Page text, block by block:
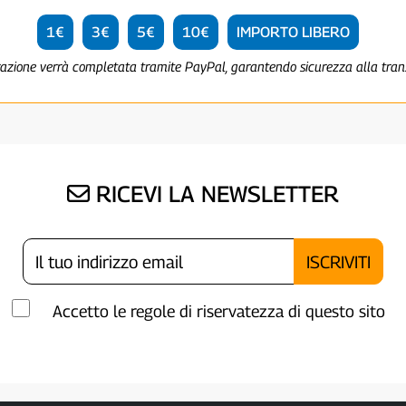
1€ 3€ 5€ 10€ IMPORTO LIBERO
verrà completata tramite PayPal, garantendo sicurezza alla
RICEVI LA NEWSLETTER
Accetto le regole di riservatezza di questo sito